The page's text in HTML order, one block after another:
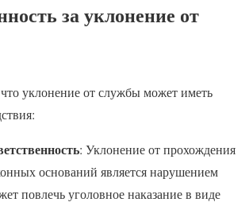
за уклонение от
уклонение от службы может иметь
: Уклонение от прохождения
оснований является нарушением
повлечь уголовное наказание в виде